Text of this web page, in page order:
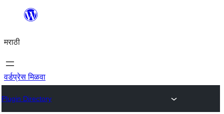
सामुग्रीवर
मराठी
वर्डप्रेस मिळवा
Plugin Directory